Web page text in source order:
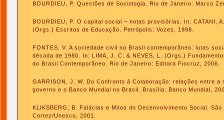
BOURDIEU, P. Questões de Sociologia. Rio de Janeiro: Marco
BOURDIEU, P. O capital social – notas provisórias. In: CATANI,
(Orgs.) Escritos de Educação. Petrópolis: Vozes, 1998.
FONTES, V. A sociedade civil no Brasil contemporâneo: lutas
década de 1980. In: LIMA, J. C. & NEVES, L. (Orgs.)
do Brasil Contemporâneo. Rio de Janeiro: Editora Fiocruz, 2006.
GARRISON, J. W. Do Confronto à Colaboração: relações entre a
governo e o Banco Mundial no Brasil. Brasília: Banco Mundial,
KLIKSBERG, B. Falácias e Mitos do Desenvolvimento Social.
Cortez/Unesco, 2001.